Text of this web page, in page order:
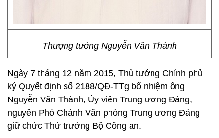
Thượng tướng Nguyễn Văn Thành
Ngày 7 tháng 12 năm 2015, Thủ tướng Chính phủ
ký Quyết định số 2188/QĐ-TTg bổ nhiệm ông
Nguyễn Văn Thành, Ủy viên Trung ương Đảng,
nguyên Phó Chánh Văn phòng Trung ương Đảng
giữ chức Thứ trưởng Bộ Công an.